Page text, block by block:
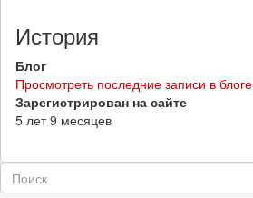
История
Блог
Просмотреть последние записи в блоге
Зарегистрирован на сайте
5 лет 9 месяцев
Форма